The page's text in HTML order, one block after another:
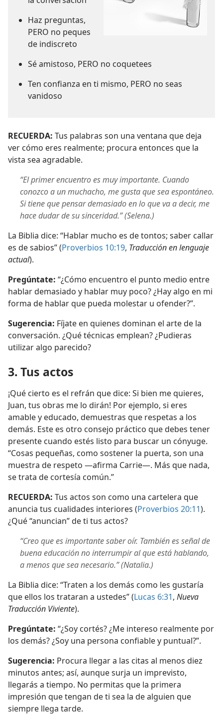
Haz preguntas,
PERO no peques
de indiscreto
Sé amistoso, PERO no coquetees
Ten confianza en ti mismo, PERO no seas
vanidoso
RECUERDA: Tus palabras son una ventana que deja
ver cómo eres realmente; procura entonces que la
vista sea agradable.
“El primer encuentro es muy importante. Cuando
conozco a un muchacho, me gusta que sea espontáneo.
Si tiene que pensar demasiado en lo que va a decir, me
hace dudar de su sinceridad.” (Selena.)
La Biblia dice: “Hablar mucho es de tontos; saber callar
es de sabios” (Proverbios 10:19, Traducción en lenguaje
actual).
Pregúntate: “¿Cómo encuentro el punto medio entre
hablar demasiado y hablar muy poco? ¿Hay algo en mi
forma de hablar que pueda molestar u ofender?”.
Sugerencia: Fíjate en quienes dominan el arte de la
conversación. ¿Qué técnicas emplean? ¿Pudieras
utilizar algo parecido?
3. Tus actos
¡Qué cierto es el refrán que dice: Si bien me quieres,
Juan, tus obras me lo dirán! Por ejemplo, si eres
amable y educado, demuestras que respetas a los
demás. Este es otro consejo práctico que debes tener
presente cuando estés listo para buscar un cónyuge.
“Cosas pequeñas, como sostener la puerta, son una
muestra de respeto —afirma Carrie—. Más que nada,
se trata de cortesía común.”
RECUERDA: Tus actos son como una cartelera que
anuncia tus cualidades interiores (Proverbios 20:11).
¿Qué “anuncian” de ti tus actos?
“Creo que es importante saber oír. También es señal de
buena educación no interrumpir al que está hablando,
a menos que sea necesario.” (Natalia.)
La Biblia dice: “Traten a los demás como les gustaría
que ellos los trataran a ustedes” (Lucas 6:31, Nueva
Traducción Viviente).
Pregúntate: “¿Soy cortés? ¿Me intereso realmente por
los demás? ¿Soy una persona confiable y puntual?”.
Sugerencia: Procura llegar a las citas al menos diez
minutos antes; así, aunque surja un imprevisto,
llegarás a tiempo. No permitas que la primera
impresión que tengan de ti sea la de alguien que
siempre llega tarde.